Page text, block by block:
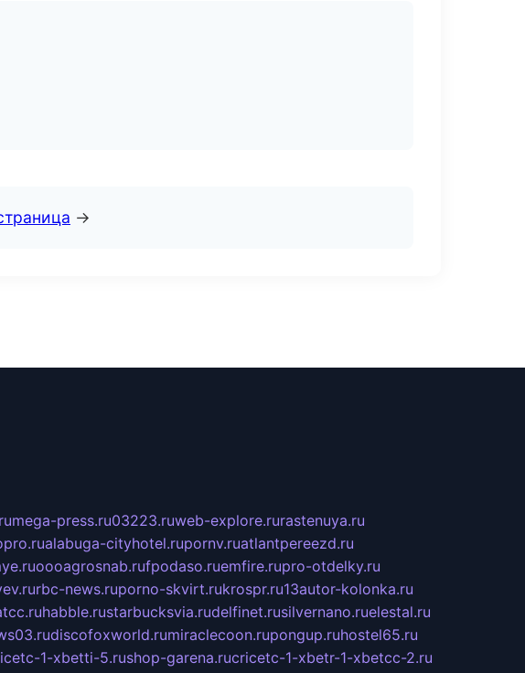
→
mega-press.ru03223.ruweb-explore.rurastenuya.ru
alabuga-cityhotel.rupornv.ruatlantpereezd.ru
oooagrosnab.rufpodaso.ruemfire.rupro-otdelky.ru
rbc-news.ruporno-skvirt.rukrospr.ru13autor-kolonka.ru
habble.rustarbucksvia.rudelfinet.rusilvernano.ruelestal.ru
discofoxworld.rumiraclecoon.rupongup.ruhostel65.ru
1-xbetti-5.rushop-garena.rucricetc-1-xbetr-1-xbetcc-2.ru